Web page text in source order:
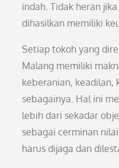
indah. Tidak heran
dihasilkan memiliki
Setiap tokoh yang
Malang memiliki
keberanian, keadilan,
sebagainya. Hal ini
lebih dari sekadar
sebagai cerminan
harus dijaga dan